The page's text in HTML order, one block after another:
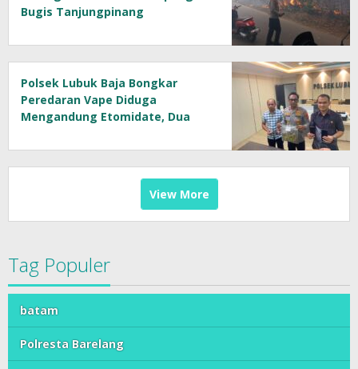
Bugis Tanjungpinang
Polsek Lubuk Baja Bongkar
Peredaran Vape Diduga
Mengandung Etomidate, Dua
View More
Tag Populer
batam
Polresta Barelang